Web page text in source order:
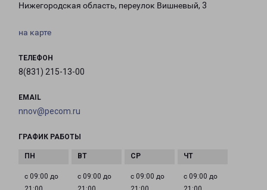
Нижегородская область, переулок Вишневый, 3
на карте
ТЕЛЕФОН
8(831) 215-13-00
EMAIL
nnov@pecom.ru
ГРАФИК РАБОТЫ
с 09:00 до
с 09:00 до
с 09:00 до
с 09:00 до